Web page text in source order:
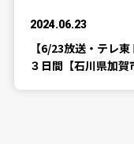
2024.06.23
【6/23放送・テレ
３日間【石川県加賀